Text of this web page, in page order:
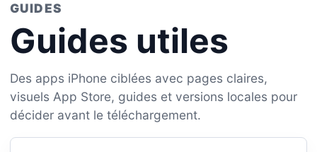
GUIDES
Guides utiles
Des apps iPhone ciblées avec pages claires,
visuels App Store, guides et versions locales pour
décider avant le téléchargement.